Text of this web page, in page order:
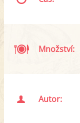
Množství:
Autor: